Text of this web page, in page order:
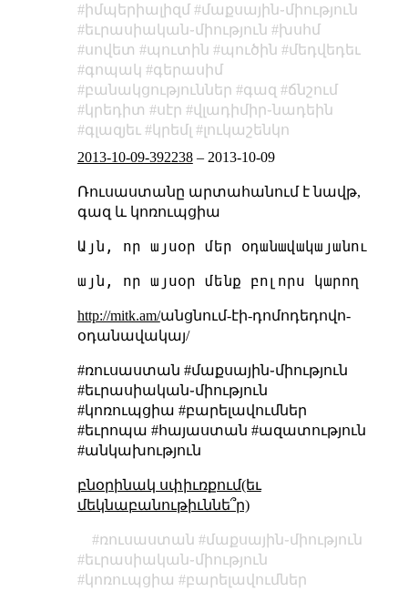
իմպերիալիզմ
մաքսային֊միություն
եւրասիական֊միություն
խսհմ
սովետ
պուտին պուծին
մեդվեդեւ
գոպակ
գերասիմ
բանակցություններ
գազ
ճնշում
կրեդիտ
սէր
վլադիմիր֊նադեին
գլազյեւ
կրեմլ
լուկաշենկո
2013-10-09-392238– 2013-10-09
Ռուսաստանը արտահանում է նավթ,
գազ և կոռուպցիա
http://mitk.am/անցնում-էի-դոմոդեդովո-
օդանավակայ/
#ռուսաստան #մաքսային֊միություն
#եւրասիական֊միություն
#կոռուպցիա #բարելավումներ
#եւրոպա #հայաստան #ազատություն
#անկախություն
բնօրինակ սփիւռքում(եւ
մեկնաբանութիւննե՞ր)
ռուսաստան
մաքսային֊միություն
եւրասիական֊միություն
կոռուպցիա
բարելավումներ